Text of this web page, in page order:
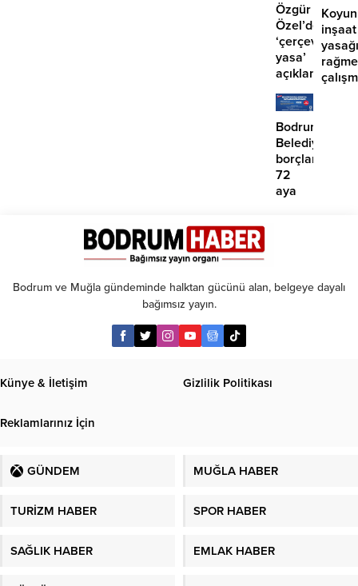
Özgür
Özel’den
‘çerçeve
yasa’
açıklaması:
atma
çabamız
yok’
inşaat
Bodrum
borçlara
72
aya
Bodrum ve Muğla gündeminde halktan gücünü alan, belgeye dayalı
bağımsız yayın.
Künye & İletişim Gizlilik Politikası
Reklamlarınız İçin
GÜNDEM MUĞLA HABER
TURİZM HABER SPOR HABER
SAĞLIK HABER EMLAK HABER